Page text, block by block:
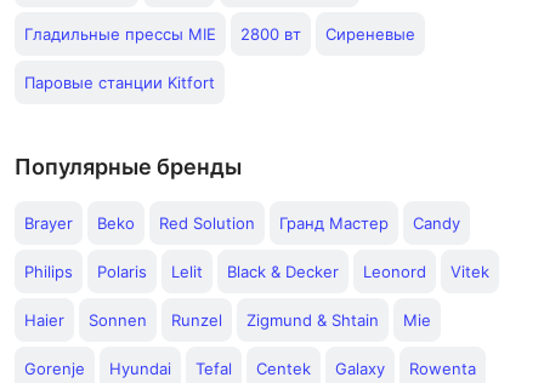
Гладильные прессы MIE 2800 вт Сиреневые
Паровые станции Kitfort
Популярные бренды
Brayer Beko Red Solution Гранд Мастер Candy
Philips Polaris Lelit Black & Decker Leonord Vitek
Haier Sonnen Runzel Zigmund & Shtain Mie
Gorenje Hyundai Tefal Centek Galaxy Rowenta